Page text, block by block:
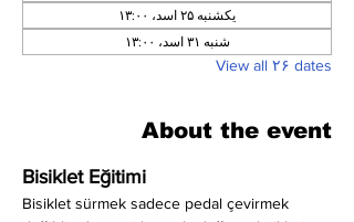
یکشنبه ۲۵ اسد، ۱۳:۰۰
شنبه ۳۱ اسد، ۱۳:۰۰
View all ۲۶ dates
About the event
Bisiklet Eğitimi
Bisiklet sürmek sadece pedal çevirmek